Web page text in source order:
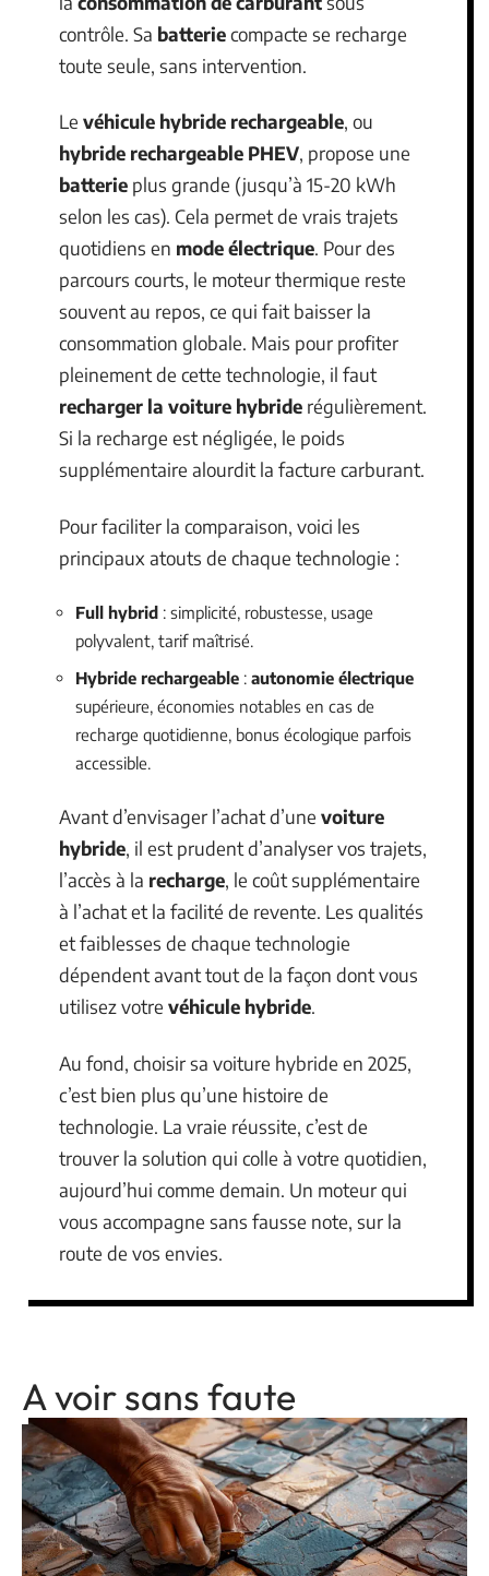
contrôle. Sa batteriecompacte se recharge
toute seule, sans intervention.
Le véhicule hybride rechargeable, ou
hybride rechargeable PHEV, propose une
batterie plus grande (jusqu’à 15-20 kWh
selon les cas). Cela permet de vrais trajets
quotidiens en mode électrique. Pour des
parcours courts, le moteur thermique reste
souvent au repos, ce qui fait baisser la
consommation globale. Mais pour profiter
pleinement de cette technologie, il faut
recharger la voiture hybride régulièrement.
Si la recharge est négligée, le poids
supplémentaire alourdit la facture carburant.
Pour faciliter la comparaison, voici les
principaux atouts de chaque technologie :
Full hybrid : simplicité, robustesse, usage
polyvalent, tarif maîtrisé.
Hybride rechargeable : autonomie électrique
supérieure, économies notables en cas de
recharge quotidienne, bonus écologique parfois
accessible.
Avant d’envisager l’achat d’une voiture
hybride, il est prudent d’analyser vos trajets,
l’accès à la recharge, le coût supplémentaire
à l’achat et la facilité de revente. Les qualités
et faiblesses de chaque technologie
dépendent avant tout de la façon dont vous
utilisez votre véhicule hybride.
Au fond, choisir sa voiture hybride en 2025,
c’est bien plus qu’une histoire de
technologie. La vraie réussite, c’est de
trouver la solution qui colle à votre quotidien,
aujourd’hui comme demain. Un moteur qui
vous accompagne sans fausse note, sur la
route de vos envies.
A voir sans faute